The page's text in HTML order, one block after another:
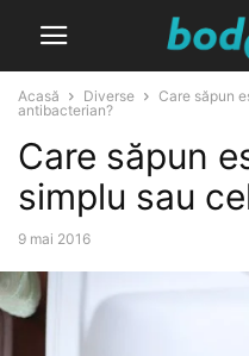
Acasă Diverse
Care săpun
antibacterian?
Care săpun
simplu sau
9 mai 2016